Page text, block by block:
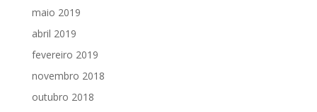
maio 2019
abril 2019
fevereiro 2019
novembro 2018
outubro 2018